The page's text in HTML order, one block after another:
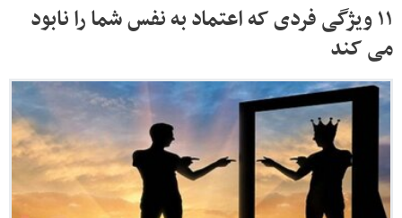
۱۱ ویژگی فردی که اعتماد به نفس شما را نابود
می کند